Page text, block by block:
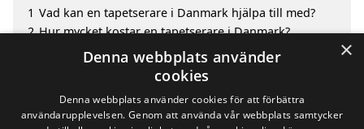
1 Vad kan en tapetserare i Danmark hjälpa till med?
2 Hur mycket kostar en tapetserare i Danmark?
Fördelar med att välja tapetserare i Danmark
Sök efter en skicklig tapetserare i närliggande städer
×
Denna webbplats använder
cookies
Denna webbplats använder cookies för att förbättra
användarupplevelsen. Genom att använda vår webbplats samtycker